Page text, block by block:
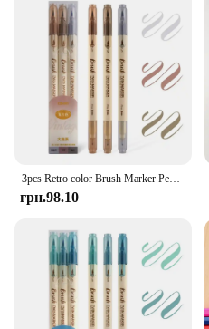
3pcs Retro color Brush Marker Pens Set Soft Brush Calligraphy Dual side Fine Liner Lettering Blendable Watercolor Art Drawing
грн.98.10